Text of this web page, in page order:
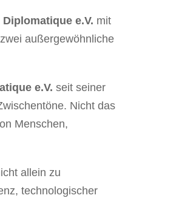
Diplomatique e.V. mit
außergewöhnliche
e.V. seit seiner
Nicht das
Menschen,
allein zu
technologischer